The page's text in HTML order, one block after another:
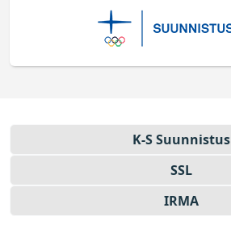
K-S Suun­nistus
SSL
IRMA